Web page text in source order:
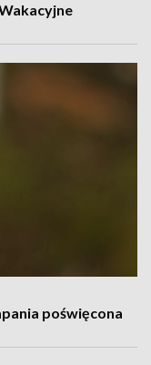
poświęcona